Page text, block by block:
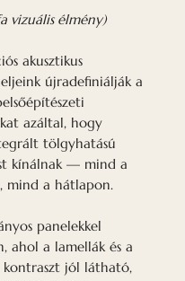
vizuális élmény)
akusztikus
újradefiniálják a
azáltal, hogy
tölgyhatású
kínálnak — mind a
mind a hátlapon.
panelekkel
ahol a lamellák és a
jól látható,